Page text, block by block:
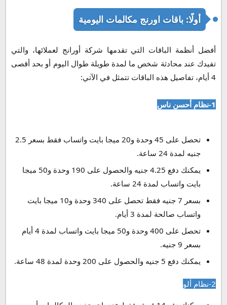
أولًا: باقات اورنج مكالمات اليومية
أفضل أنظمة الباقات التي تقدمها شركة أورانج لعملائها، والتي
تفيدك عند محادثة شخص ما لمدة طويلة طوال اليوم أو بحد أقصى
4 أيام، تفاصيل هذه الباقات تتمثل في الآتي:
1-نظام أحسن ناس
تحصل على 45 وحدة و20 ميجا بايت واتساب فقط بسعر 2.5
جنيه لمدة 24 ساعة.
يمكنك دفع 4.25 جنيه والحصول على 190 وحدة و50 ميجا
بايت واتساب لمدة 24 ساعة.
بسعر 7 جنيه فقط تحصل على 340 وحدة و10 ميجا بايت
واتساب صالحة لمدة 3 أيام.
تحصل على 400 وحدة و50 ميجا بايت واتساب لمدة 4 أيام
بسعر 9 جنيه.
يمكنك دفع 5 جنيه والحصول على 200 وحدة لمدة 48 ساعة.
2-نظام ألو